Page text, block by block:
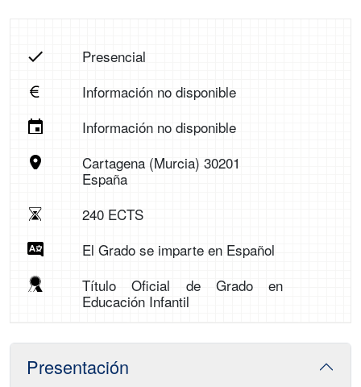
Presencial
Información no disponible
Información no disponible
Cartagena (Murcia) 30201
España
240 ECTS
El Grado se imparte en Español
Título Oficial de Grado en
Educación Infantil
Presentación